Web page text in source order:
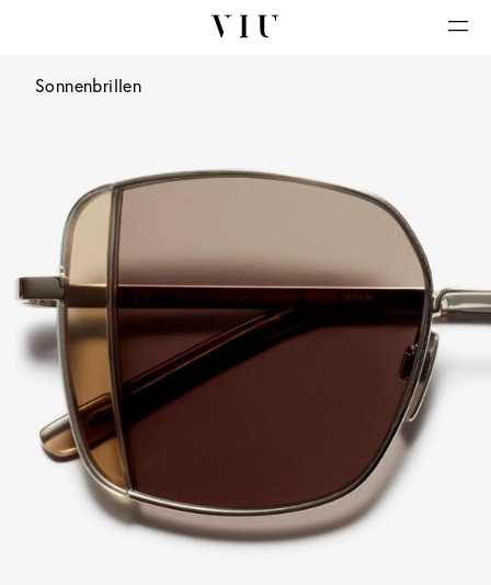
Sonnenbrillen